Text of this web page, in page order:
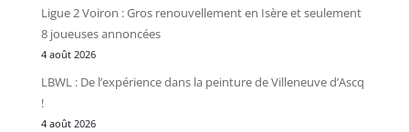
Ligue 2 Voiron : Gros renouvellement en Isère et seulement
8 joueuses annoncées
4 août 2026
LBWL : De l’expérience dans la peinture de Villeneuve d’Ascq
!
4 août 2026